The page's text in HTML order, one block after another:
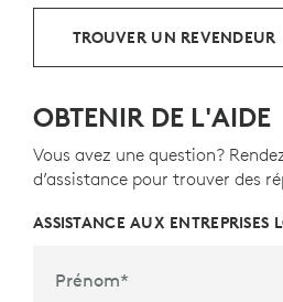
TROUVER UN REVENDEUR
OBTENIR DE L'AIDE
Vous avez une question?
d’assistance pour trouver des
ASSISTANCE AUX ENTREPRISES
Prénom*